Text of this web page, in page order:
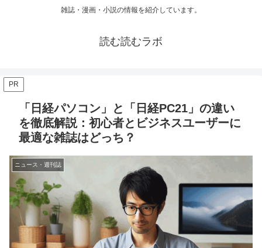
雑誌・漫画・小説の情報を紹介しています。
読む読むラボ
PR
「日経パソコン」と「日経PC21」の違い
を徹底解説：初心者とビジネスユーザーに
最適な雑誌はどっち？
ニュース・週刊誌